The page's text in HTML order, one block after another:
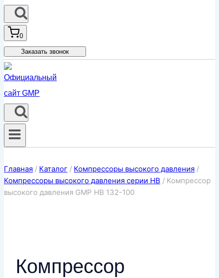
0
Заказать звонок
Главная / Каталог / Компрессоры высокого давления /
Компрессоры высокого давления серии HB / Компрессор
высокого давления GMP HB 132-100
Компрессор